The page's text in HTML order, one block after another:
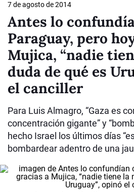
7 de agosto de 2014
Antes lo
Paraguay, pero
Mujica, “nadie
duda de qué es
el canciller
Para Luis Almagro, “Gaza es
concentración gigante” y
hecho Israel los últimos días
bombardear adentro de una